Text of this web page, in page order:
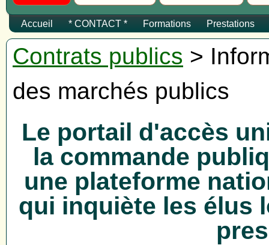
Accueil * CONTACT * Formations Prestations
Contrats publics >
des marchés publics
Le portail d'accès
la commande
une plateforme
qui inquiète les élus